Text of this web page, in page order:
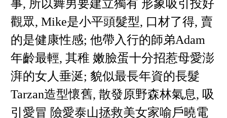
事, 所以舞男要建立獨有 形象吸引投好
觀眾, Mike是小平頭髮型, 口材了得, 賣
的是健康性感; 他帶入行的師弟Adam
年齡最輕, 其稚 嫩臉蛋十分招惹母愛澎
湃的女人垂涎; 貌似最長年資的長髮
Tarzan造型懷舊, 散發原野森林氣息, 吸
引愛冒 險愛泰山拯救美女家喻戶曉電